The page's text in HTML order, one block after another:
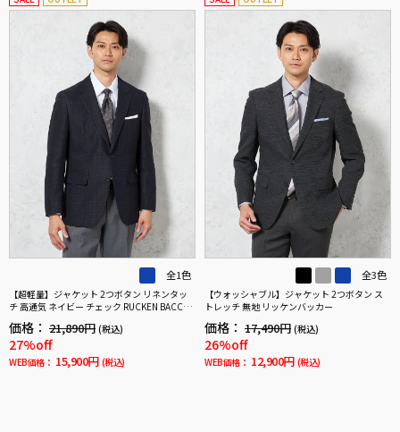
全1色
【超軽量】ジャケット 2つボタン リネンタッ
チ 高通気 ネイビー チェック RUCKEN BACCHA
R 春夏
価格： 21,890円 (税込)
27%off
WEB価格： 15,900円 (税込)
全3色
【ウォッシャブル】ジャケット 2つボタン ス
トレッチ 無地 リッケンバッカー
価格： 17,490円 (税込)
26%off
WEB価格： 12,900円 (税込)